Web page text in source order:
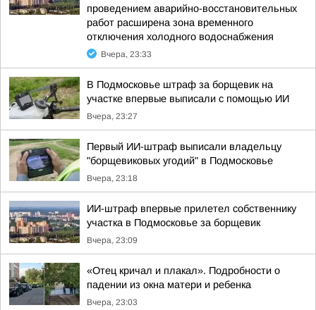
проведением аварийно-восстановительных
работ расширена зона временного
отключения холодного водоснабжения
Вчера, 23:33
В Подмосковье штраф за борщевик на
участке впервые выписали с помощью ИИ
Вчера, 23:27
Первый ИИ-штраф выписали владельцу
"борщевиковых угодий" в Подмосковье
Вчера, 23:18
ИИ-штраф впервые прилетел собственнику
участка в Подмосковье за борщевик
Вчера, 23:09
«Отец кричал и плакал». Подробности о
падении из окна матери и ребенка
Вчера, 23:03